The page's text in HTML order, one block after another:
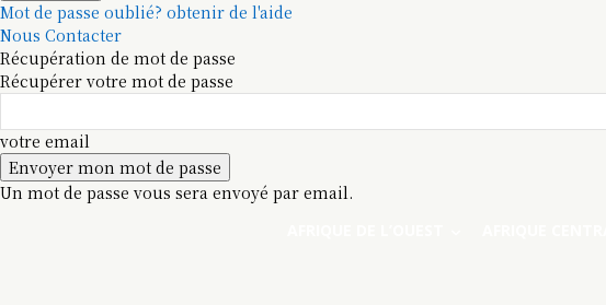
Mot de passe oublié? obtenir de l'aide
Nous Contacter
Récupération de mot de passe
Récupérer votre mot de passe
votre email
Un mot de passe vous sera envoyé par email.